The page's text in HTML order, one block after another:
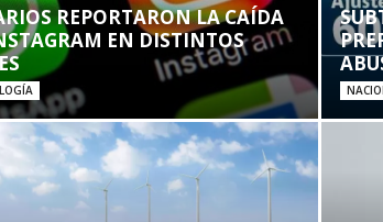
REPORTARON LA CAÍDA
EN DISTINTOS